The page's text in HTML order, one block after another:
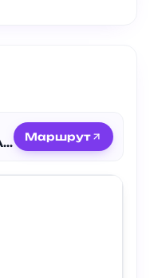
Театр комедии им. Акимова Маршрут